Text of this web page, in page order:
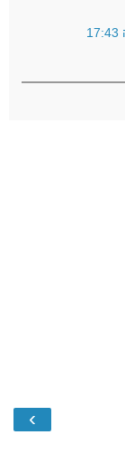
›